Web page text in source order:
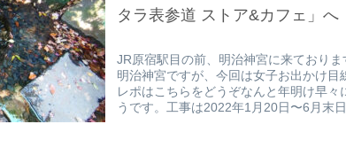
タラ表参道 ストア&カフェ」へ
JR原宿駅目の前、明治神宮に来ており
明治神宮ですが、今回は女子お出かけ
レポはこちらをどうぞなんと年明け早
うです。工事は2022年1月20日〜6月末日